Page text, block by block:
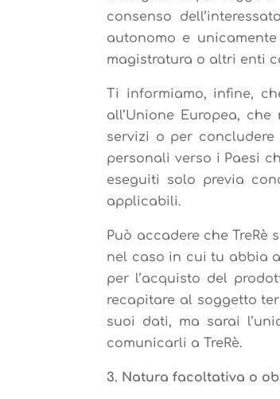
consenso
autonomo e
magistratura o altri enti
Ti informiamo, infine,
all’Unione Europea,
servizi o per
personali verso i Paesi
eseguiti solo previa
applicabili.
Può accadere che
nel caso in cui tu abbia
per l’acquisto del
recapitare al soggetto
suoi dati, ma sarai
comunicarli a TreRè.
3. Natura facoltativa o